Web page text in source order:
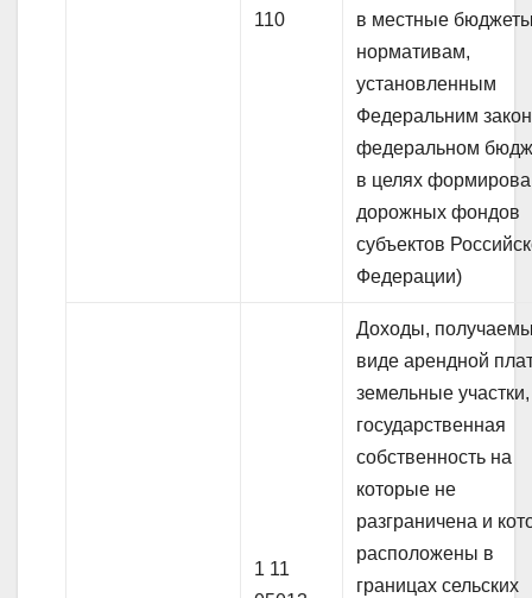
110
в местные
нормативам,
установленным
Федеральним
федеральном
в целях
дорожных фондов
субъектов
Федерации)
1 11
Доходы,
виде арендной
земельные участки,
государственная
собственность на
которые не
разграничена и
расположены в
границах сельских